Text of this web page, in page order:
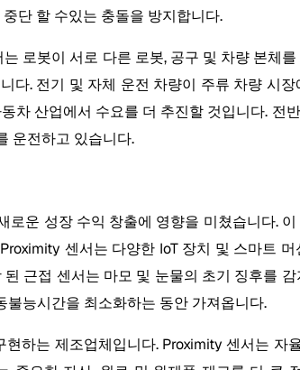
단 할 수있는 충돌을 방지합니다.
로봇이 서로 다른 로봇, 공구 및 차량 본체
. 전기 및 자체 운전 차량이 주류 차량 시
차 산업에서 수요를 더 추진할 것입니다. 전
운전하고 있습니다.
운 성장 수익 창출에 영향을 미쳤습니다.
센서는 다양한 IoT 장치 및 스마트
근접 센서는 마모 및 눈물의 초기 징후를
능시간을 최소화하는 동안 가져옵니다.
하는 제조업체입니다. Proximity 센서는 자